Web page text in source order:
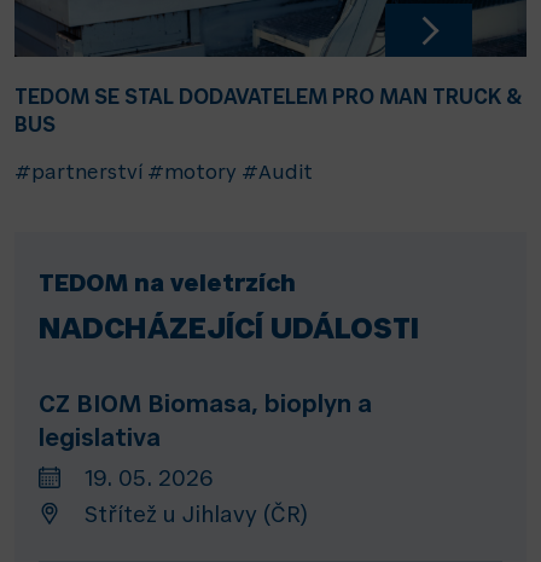
TEDOM SE STAL DODAVATELEM PRO MAN TRUCK &
BUS
#partnerství #motory #Audit
TEDOM na veletrzích
NADCHÁZEJÍCÍ UDÁLOSTI
CZ BIOM Biomasa, bioplyn a
legislativa
19. 05. 2026
Střítež u Jihlavy (ČR)